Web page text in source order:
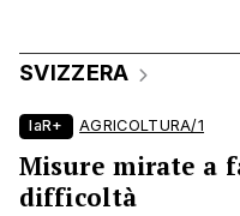
SVIZZERA
laR+ AGRICOLTURA/1
Misure mirate a
difficoltà